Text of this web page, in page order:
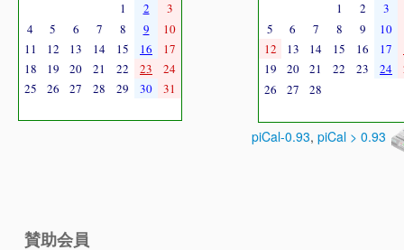
1
2
3
4
5 6 7 8 9
10
11
12 13 14 15 16
17
18
19 20 21 22 23
24
25
26 27 28 29 30 31
1
2
3
5
6 7 8 9 10
12
13 14 15 16 17
19
20 21 22 23 24
26
27 28
piCal-0.93, piCal > 0.93
賛助会員